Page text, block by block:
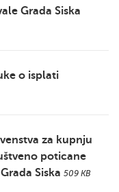
Grada Siska
o isplati
za kupnju
poticane
Siska 509 KB